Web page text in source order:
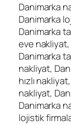
Danimarka
Danimarka
Danimarka
eve nakliyat,
Danimarka
nakliyat,
hızlı
nakliyat,
Danimarka
lojistik